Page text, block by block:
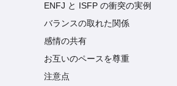
ENFJ と ISFP の衝突の実例
バランスの取れた関係
感情の共有
お互いのペースを尊重
注意点